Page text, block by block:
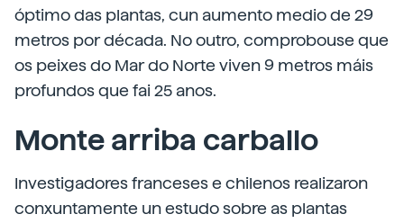
óptimo das plantas, cun aumento medio de 29
metros por década. No outro, comprobouse que
os peixes do Mar do Norte viven 9 metros máis
profundos que fai 25 anos.
Monte arriba carballo
Investigadores franceses e chilenos realizaron
conxuntamente un estudo sobre as plantas